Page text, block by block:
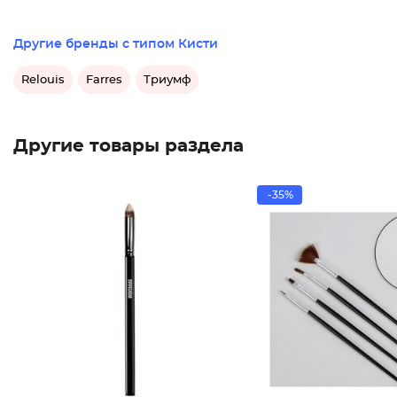
Другие бренды с типом Кисти
Relouis Farres Триумф
Другие товары раздела
-35%